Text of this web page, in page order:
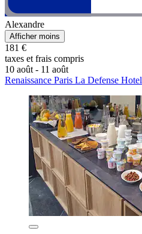
Alexandre
Afficher moins
181 €
taxes et frais compris
10 août - 11 août
Renaissance Paris La Defense Hotel